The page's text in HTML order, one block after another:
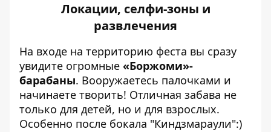
Локации, селфи-зоны и
развлечения
На входе на территорию феста вы сразу
увидите огромные «Боржоми»-
барабаны. Вооружаетесь палочками и
начинаете творить! Отличная забава не
только для детей, но и для взрослых.
Особенно после бокала "Киндзмараули":)